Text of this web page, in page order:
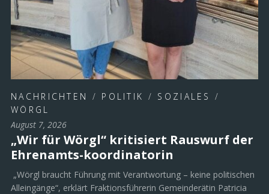
NACHRICHTEN / POLITIK / SOZIALES
/
WÖRGL
August 7, 2026
„Wir für Wörgl“ kritisiert Rauswurf der
Ehrenamts-koordinatorin
„Wörgl braucht Führung mit Verantwortung – keine politischen
Alleingänge“, erklärt Fraktionsführerin Gemeinderätin Patricia